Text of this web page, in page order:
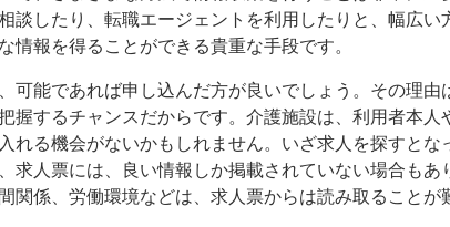
談したり、転職エージェントを利用したりと、幅広
情報を得ることができる貴重な手段です。
可能であれば申し込んだ方が良いでしょう。その理
握するチャンスだからです。介護施設は、利用者本
れる機会がないかもしれません。いざ求人を探すと
求人票には、良い情報しか掲載されていない場合も
関係、労働環境などは、求人票からは読み取ることが